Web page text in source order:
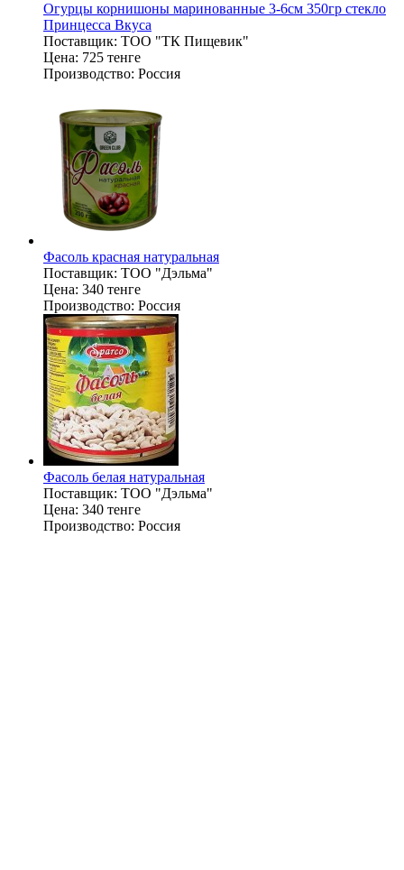
Огурцы корнишоны маринованные 3-6см 350гр стекло
Принцесса Вкуса
Поставщик: ТОО "ТК Пищевик"
Цена: 725 тенге
Производство: Россия
Фасоль красная натуральная
Поставщик: ТОО "Дэльма"
Цена: 340 тенге
Производство: Россия
Фасоль белая натуральная
Поставщик: ТОО "Дэльма"
Цена: 340 тенге
Производство: Россия